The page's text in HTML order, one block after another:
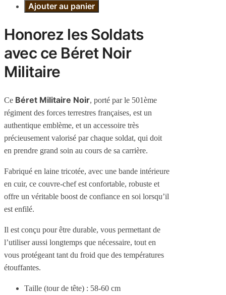
Ajouter au panier
Honorez les Soldats
avec ce Béret Noir
Militaire
Ce Béret Militaire Noir, porté par le 501ème
régiment des forces terrestres françaises, est un
authentique emblème, et un accessoire très
précieusement valorisé par chaque soldat, qui doit
en prendre grand soin au cours de sa carrière.
Fabriqué en laine tricotée, avec une bande intérieure
en cuir, ce couvre-chef est confortable, robuste et
offre un véritable boost de confiance en soi lorsqu’il
est enfilé.
Il est conçu pour être durable, vous permettant de
l’utiliser aussi longtemps que nécessaire, tout en
vous protégeant tant du froid que des températures
étouffantes.
Taille (tour de tête) : 58-60 cm